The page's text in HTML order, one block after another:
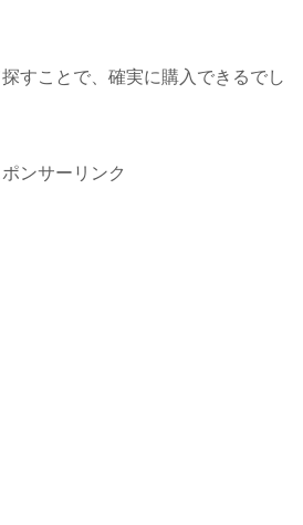
すことで、確実に購入できるでし
ンサーリンク